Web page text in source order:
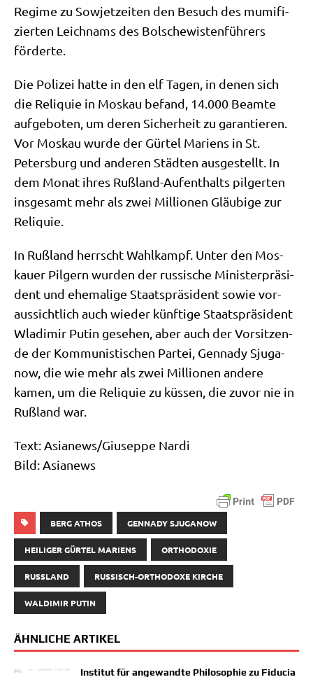
Regime zu Sowjet­zei­ten den Besuch des mumi­fi­
zier­ten Leich­nams des Bol­sche­wi­sten­füh­rers
förderte.
Die Poli­zei hat­te in den elf Tagen, in denen sich
die Reli­quie in Mos­kau befand, 14.000 Beam­te
auf­ge­bo­ten, um deren Sicher­heit zu garan­tie­ren.
Vor Mos­kau wur­de der Gür­tel Mari­ens in St.
Peters­burg und ande­ren Städ­ten aus­ge­stellt. In
dem Monat ihres Ruß­land-Auf­ent­halts pil­ger­ten
ins­ge­samt mehr als zwei Mil­lio­nen Gläu­bi­ge zur
Reliquie.
In Ruß­land herrscht Wahl­kampf. Unter den Mos­
kau­er Pil­gern wur­den der rus­si­sche Mini­ster­prä­si­
dent und ehe­ma­li­ge Staats­prä­si­dent sowie vor­
aus­sicht­lich auch wie­der künf­ti­ge Staats­prä­si­dent
Wla­di­mir Putin gese­hen, aber auch der Vor­sit­zen­
de der Kom­mu­ni­sti­schen Par­tei, Gen­na­dy Sju­ga­
now, die wie mehr als zwei Mil­lio­nen ande­re
kamen, um die Reli­quie zu küs­sen, die zuvor nie in
Ruß­land war.
Text: Asianews/​Giuseppe Nardi
Bild: Asianews
BERG ATHOS GENNADY SJUGANOW
HEILIGER GÜRTEL MARIENS ORTHODOXIE
RUSSLAND RUSSISCH-ORTHODOXE KIRCHE
WALDIMIR PUTIN
ÄHNLICHE ARTIKEL
Institut für angewandte Philosophie zu Fiducia